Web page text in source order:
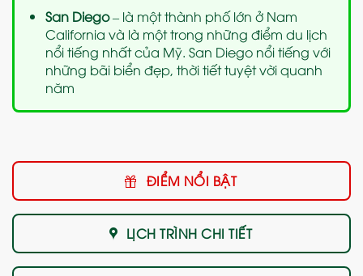
San Diego– là một thành phố lớn ở Nam
California và là một trong những điểm du lịch
nổi tiếng nhất của Mỹ. San Diego nổi tiếng với
những bãi biển đẹp, thời tiết tuyệt vời quanh
năm
ĐIỂM NỔI BẬT
LỊCH TRÌNH CHI TIẾT